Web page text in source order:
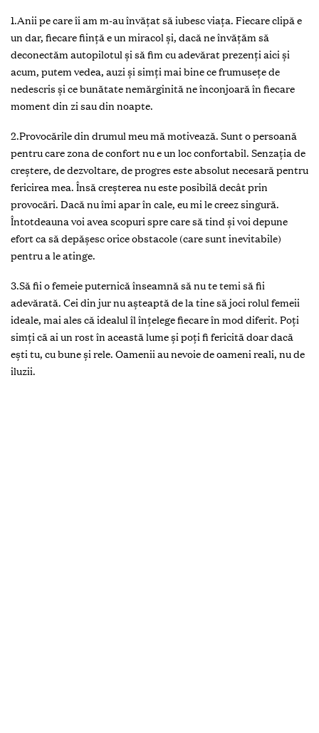
1.Anii pe care îi am m-au învățat să iubesc viața. Fiecare clipă e
un dar, fiecare ființă e un miracol și, dacă ne învățăm să
deconectăm autopilotul și să fim cu adevărat prezenți aici și
acum, putem vedea, auzi și simți mai bine ce frumusețe de
nedescris și ce bunătate nemărginită ne înconjoară în fiecare
moment din zi sau din noapte.
2.Provocările din drumul meu mă motivează. Sunt o persoană
pentru care zona de confort nu e un loc confortabil. Senzația de
creștere, de dezvoltare, de progres este absolut necesară pentru
fericirea mea. Însă creșterea nu este posibilă decât prin
provocări. Dacă nu îmi apar în cale, eu mi le creez singură.
Întotdeauna voi avea scopuri spre care să tind și voi depune
efort ca să depășesc orice obstacole (care sunt inevitabile)
pentru a le atinge.
3.Să fii o femeie puternică înseamnă să nu te temi să fii
adevărată. Cei din jur nu așteaptă de la tine să joci rolul femeii
ideale, mai ales că idealul îl înțelege fiecare în mod diferit. Poți
simți că ai un rost în această lume și poți fi fericită doar dacă
ești tu, cu bune și rele. Oamenii au nevoie de oameni reali, nu de
iluzii.